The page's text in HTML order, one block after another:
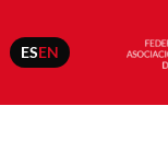
ESEN
Skip